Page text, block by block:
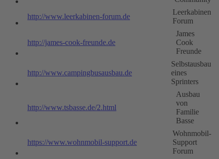
http://www.leerkabinen-forum.de
Leerkabinen
Forum
http://james-cook-freunde.de
James
Cook
Freunde
http://www.campingbusausbau.de
Selbstausbau
eines
Sprinters
http://www.tsbasse.de/2.html
Ausbau
von
Familie
Basse
https://www.wohnmobil-support.de
Wohnmobil-
Support
Forum